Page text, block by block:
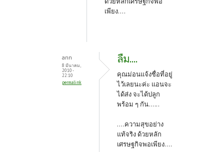
เพียง....
ann
8 มีนาคม,
2010 -
22:10
permalink
ลืม....
คุณม่อนแจ้งชื่อที่อยู่
ไว้เลยนะค่ะ แอนจะ
ได้ส่ง จะได้ปลูก
พร้อม ๆ กัน......
....ความสุขอย่าง
แท้จริง ด้วยหลัก
เศรษฐกิจพอเพียง....